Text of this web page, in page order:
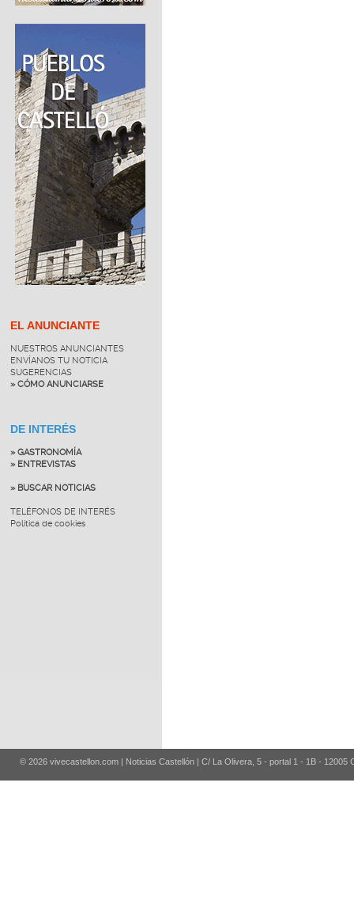
EL ANUNCIANTE
NUESTROS ANUNCIANTES
ENVÍANOS TU NOTICIA
SUGERENCIAS
» CÓMO ANUNCIARSE
DE INTERÉS
» GASTRONOMÍA
» ENTREVISTAS
» BUSCAR NOTICIAS
TELÉFONOS DE INTERÉS
Política de cookies
© 2026 vivecastellon.com | Noticias Castellón | C/ La Olivera, 5 - portal 1 - 1B - 12005